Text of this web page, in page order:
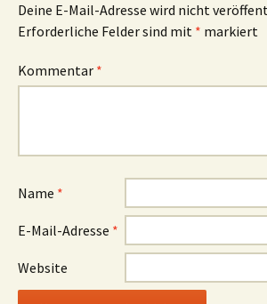
Deine E-Mail-Adresse wird nicht
Erforderliche Felder sind mit * markiert
Kommentar *
Name *
E-Mail-Adresse *
Website